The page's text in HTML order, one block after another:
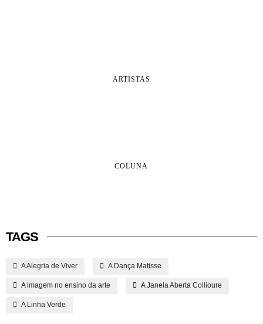
ARTISTAS
COLUNA
TAGS
A Alegria de Viver A Dança Matisse
A imagem no ensino da arte A Janela Aberta Collioure
A Linha Verde